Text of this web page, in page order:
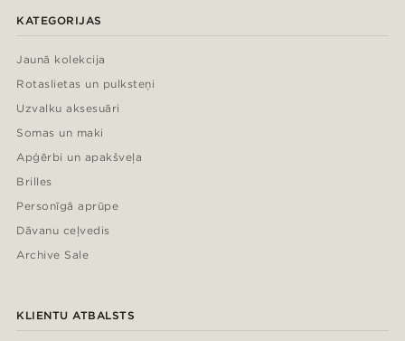
KATEGORIJAS
Jaunā kolekcija
Rotaslietas un pulksteņi
Uzvalku aksesuāri
Somas un maki
Apģērbi un apakšveļa
Brilles
Personīgā aprūpe
Dāvanu ceļvedis
Archive Sale
KLIENTU ATBALSTS